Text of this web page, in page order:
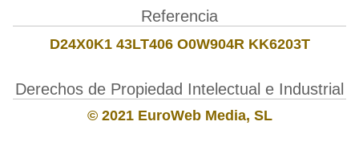
Referencia
D24X0K1 43LT406 O0W904R KK6203T
Derechos de Propiedad Intelectual e Industrial
© 2021 EuroWeb Media, SL